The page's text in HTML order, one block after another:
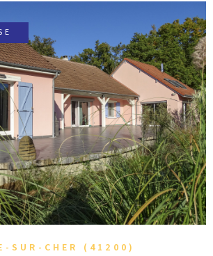
SUR-CHER (41200)
VOIR LE BIEN